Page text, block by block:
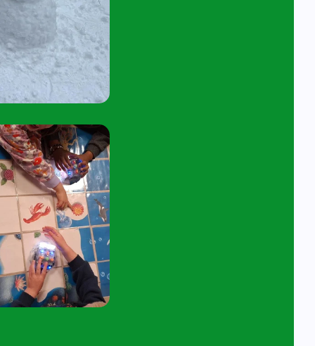
kijk- en speelochtend op woensdag 7
een e-mail aan